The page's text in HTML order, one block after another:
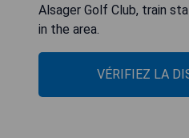
Alsager Golf Club, train
in the area.
VÉRIFIEZ LA